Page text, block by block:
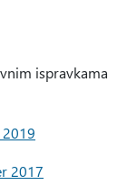
ispravkama
2017